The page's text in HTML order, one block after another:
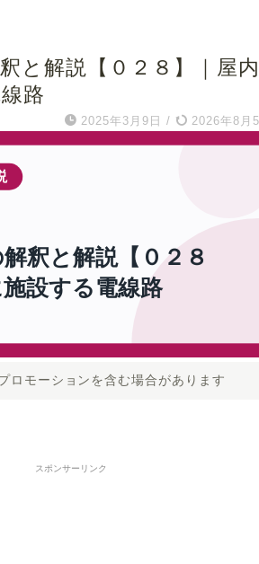
と解説【０２８】｜屋内
路
2025年3月9日 / 2026年8月
ロモーションを含む場合があります
スポンサーリンク